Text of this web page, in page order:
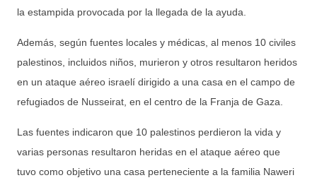
la estampida provocada por la llegada de la ayuda.
Además, según fuentes locales y médicas, al menos 10 civiles
palestinos, incluidos niños, murieron y otros resultaron heridos
en un ataque aéreo israelí dirigido a una casa en el campo de
refugiados de Nusseirat, en el centro de la Franja de Gaza.
Las fuentes indicaron que 10 palestinos perdieron la vida y
varias personas resultaron heridas en el ataque aéreo que
tuvo como objetivo una casa perteneciente a la familia Naweri